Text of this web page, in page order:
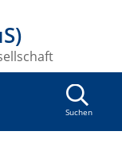
Suchen